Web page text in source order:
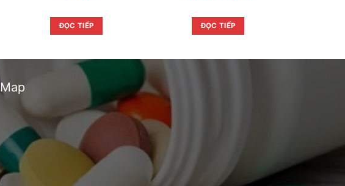
ĐỌC TIẾP ĐỌC TIẾP
Map